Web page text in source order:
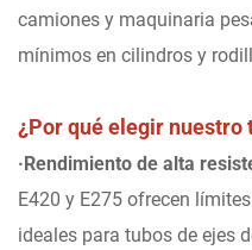
camiones y maquinaria
mínimos en cilindros y
¿Por qué elegir nuestro
·Rendimiento de alta
E420 y E275 ofrecen
ideales para tubos de ejes